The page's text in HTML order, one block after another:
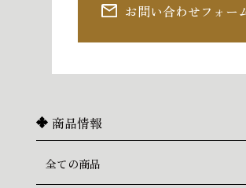
商品情報
全ての商品
お問い合わせフォー